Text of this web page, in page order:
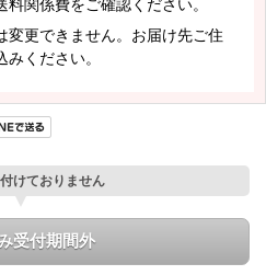
関係費をご確認ください。
変更できません。お届け先ご住
ください。
けておりません
受付期間外